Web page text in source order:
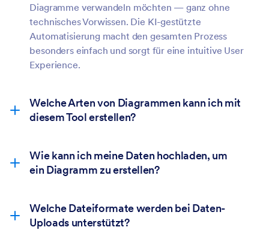
Diagramme verwandeln möchten — ganz ohne
technisches Vorwissen. Die KI-gestützte
Automatisierung macht den gesamten Prozess
besonders einfach und sorgt für eine intuitive User
Experience.
Welche Arten von Diagrammen kann ich mit
diesem Tool erstellen?
Wie kann ich meine Daten hochladen, um
ein Diagramm zu erstellen?
Welche Dateiformate werden bei Daten-
Uploads unterstützt?